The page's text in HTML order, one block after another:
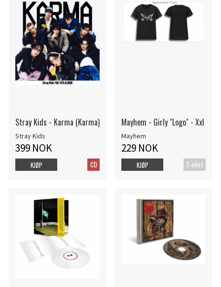
Stray Kids - Karma (Karma)
Stray Kids
399 NOK
CD
KJØP
Mayhem - Girly "Logo" - Xxl
Mayhem
229 NOK
T-shirt
KJØP